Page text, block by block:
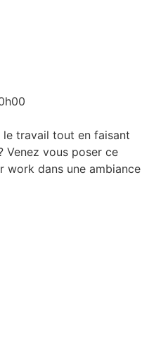
le travail tout en faisant
Venez vous poser ce
work dans une ambiance